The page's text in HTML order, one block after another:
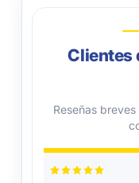
Clientes
Reseñas